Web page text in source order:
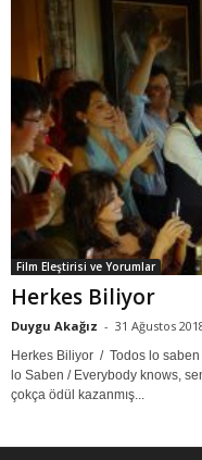
Film Eleştirisi ve Yorumlar
Herkes Biliyor
Duygu Akağız - 31 Ağustos
Herkes Biliyor / Todos lo saben
lo Saben / Everybody knows,
çokça ödül kazanmış...